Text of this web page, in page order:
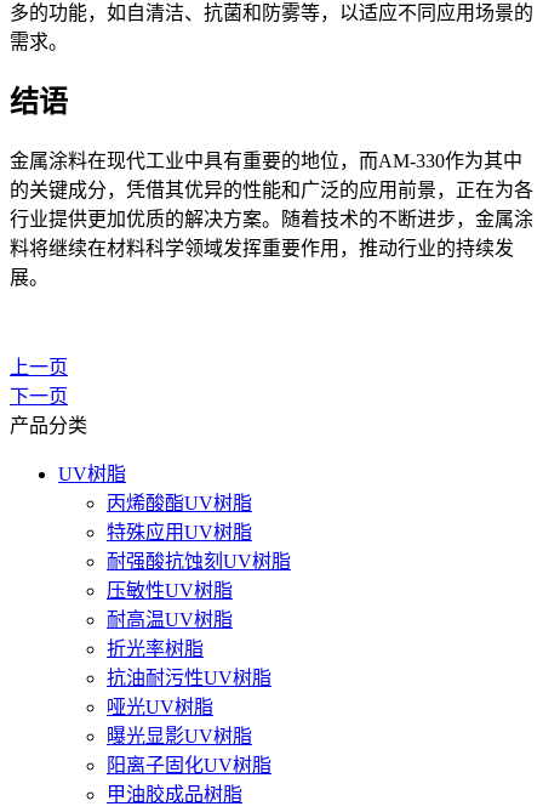
多的功能，如自清洁、抗菌和防雾等，以适应不同应用场景的
需求。
结语
金属涂料在现代工业中具有重要的地位，而AM-330作为其中
的关键成分，凭借其优异的性能和广泛的应用前景，正在为各
行业提供更加优质的解决方案。随着技术的不断进步，金属涂
料将继续在材料科学领域发挥重要作用，推动行业的持续发
展。
上一页
下一页
产品分类
UV树脂
丙烯酸酯UV树脂
特殊应用UV树脂
耐强酸抗蚀刻UV树脂
压敏性UV树脂
耐高温UV树脂
折光率树脂
抗油耐污性UV树脂
哑光UV树脂
曝光显影UV树脂
阳离子固化UV树脂
甲油胶成品树脂